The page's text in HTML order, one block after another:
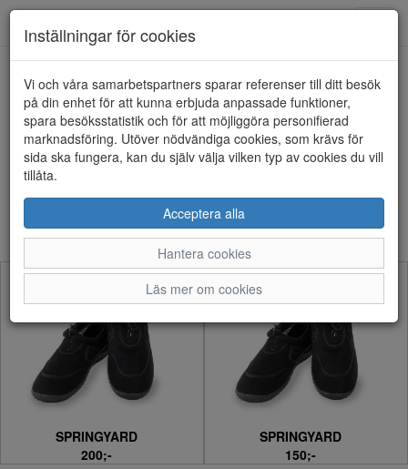
SPRINGYARD (31
artiklar)
Sortera efter:
SPRINGYARD
200;-
SPRINGYARD
150;-
Inställningar för cookies
Vi och våra samarbetspartners sparar referenser till ditt besök
på din enhet för att kunna erbjuda anpassade funktioner,
spara besöksstatistik och för att möjliggöra personifierad
marknadsföring. Utöver nödvändiga cookies, som krävs för
sida ska fungera, kan du själv välja vilken typ av cookies du vill
tillåta.
Acceptera alla
Hantera cookies
Läs mer om cookies